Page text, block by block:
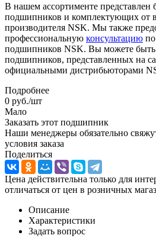
В нашем ассортименте
подшипников и комплектующих от
производителя NSK. Мы также
профессиональную консультацию
подшипников NSK. Вы можете быть
подшипников, представленных на
официальными дистрибьюторами
Подробнее
0 руб./шт
Мало
Заказать этот подшипник
Наши менеджеры обязательно
условия заказа
Поделиться
Цена действительна только для
отличаться от цен в розничных
Описание
Характеристики
Задать вопрос